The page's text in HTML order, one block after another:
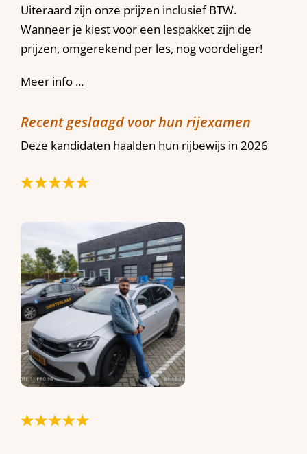
Uiteraard zijn onze prijzen inclusief BTW.
Wanneer je kiest voor een lespakket zijn de
prijzen, omgerekend per les, nog voordeliger!
Meer info ...
Recent geslaagd voor hun rijexamen
Deze kandidaten haalden hun rijbewijs in 2026